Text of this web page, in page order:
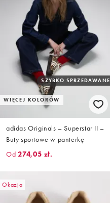
WIĘCEJ KOLORÓW
SZYBKO SPRZEDAWANE
adidas Originals – Superstar II –
Buty sportowe w panterkę
Od 274,05 zł.
Okazja